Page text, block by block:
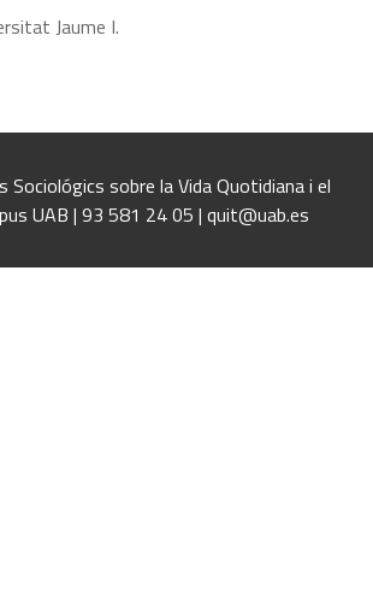
Jaume I.
Sociológics sobre la Vida Quotidiana i el
UAB | 93 581 24 05 | quit@uab.es